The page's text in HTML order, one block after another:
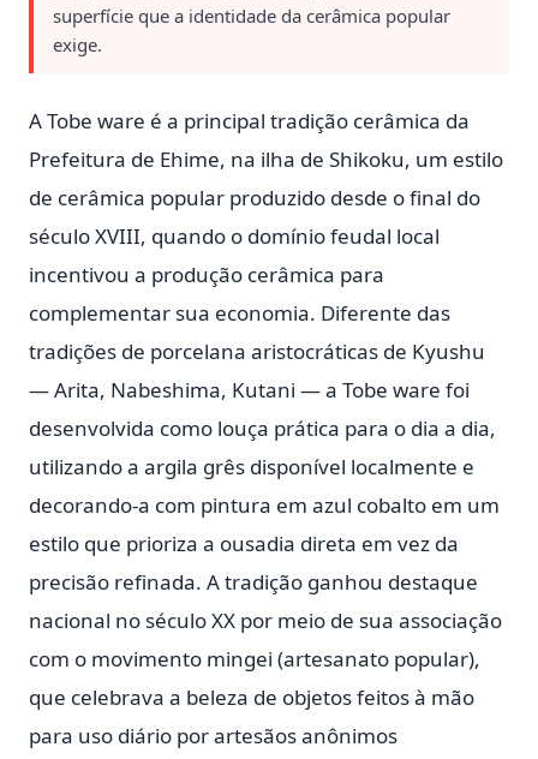
superfície que a identidade da cerâmica popular
exige.
A Tobe ware é a principal tradição cerâmica da
Prefeitura de Ehime, na ilha de Shikoku, um estilo
de cerâmica popular produzido desde o final do
século XVIII, quando o domínio feudal local
incentivou a produção cerâmica para
complementar sua economia. Diferente das
tradições de porcelana aristocráticas de Kyushu
— Arita, Nabeshima, Kutani — a Tobe ware foi
desenvolvida como louça prática para o dia a dia,
utilizando a argila grês disponível localmente e
decorando-a com pintura em azul cobalto em um
estilo que prioriza a ousadia direta em vez da
precisão refinada. A tradição ganhou destaque
nacional no século XX por meio de sua associação
com o movimento mingei (artesanato popular),
que celebrava a beleza de objetos feitos à mão
para uso diário por artesãos anônimos